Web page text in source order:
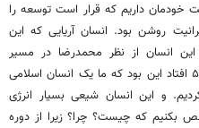
خودمان داریم که قرار است توسعه را
روشن بود. انسان آریایی که این
انسان از نظر محمدرضا در مسیر
مدرنیته است. اتفاقی که بعد از انقلاب ۵۷ افتاد این بود که ما یک انسان اسلامی
و این انسان شیعی بسیار انرژی
بکنیم که چیست؟ چرا؟ زیرا از دوره